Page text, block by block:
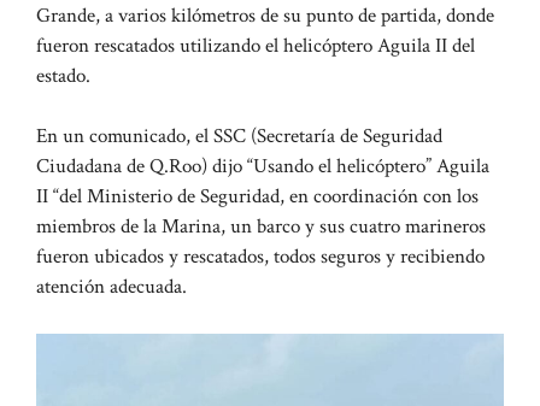
Grande, a varios kilómetros de su punto de partida, donde
fueron rescatados utilizando el helicóptero Aguila II del
estado.
En un comunicado, el SSC (Secretaría de Seguridad
Ciudadana de Q.Roo) dijo “Usando el helicóptero” Aguila
II “del Ministerio de Seguridad, en coordinación con los
miembros de la Marina, un barco y sus cuatro marineros
fueron ubicados y rescatados, todos seguros y recibiendo
atención adecuada.